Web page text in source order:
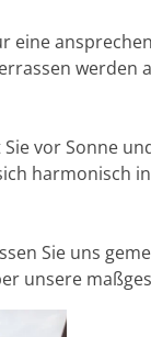
eine
werden
vor Sonne
harmonisch
Sie uns
unsere